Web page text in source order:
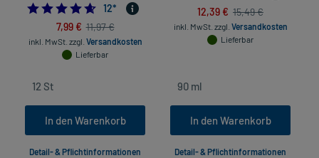
4.583333333333333
12*
7,99 € 11,97 €
inkl. MwSt. zzgl. Versandkosten
Lieferbar
In den Warenkorb
Detail- & Pflichtinformationen
12,39 € 15,49 €
inkl. MwSt. zzgl. Versandkosten
Lieferbar
In den Warenkorb
Detail- & Pflichtinformationen